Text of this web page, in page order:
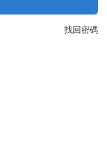
找回密碼